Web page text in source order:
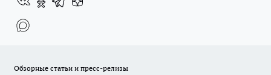
Обзорные статьи и пресс-релизы